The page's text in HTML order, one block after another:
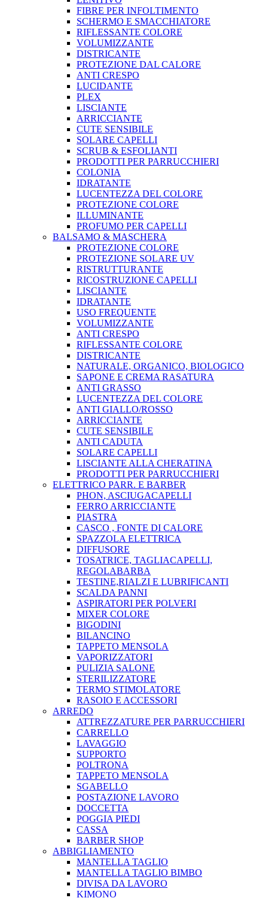
FIBRE PER INFOLTIMENTO
SCHERMO E SMACCHIATORE
RIFLESSANTE COLORE
VOLUMIZZANTE
DISTRICANTE
PROTEZIONE DAL CALORE
ANTI CRESPO
LUCIDANTE
PLEX
LISCIANTE
ARRICCIANTE
CUTE SENSIBILE
SOLARE CAPELLI
SCRUB & ESFOLIANTI
PRODOTTI PER PARRUCCHIERI
COLONIA
IDRATANTE
LUCENTEZZA DEL COLORE
PROTEZIONE COLORE
ILLUMINANTE
PROFUMO PER CAPELLI
BALSAMO & MASCHERA
PROTEZIONE COLORE
PROTEZIONE SOLARE UV
RISTRUTTURANTE
RICOSTRUZIONE CAPELLI
LISCIANTE
IDRATANTE
USO FREQUENTE
VOLUMIZZANTE
ANTI CRESPO
RIFLESSANTE COLORE
DISTRICANTE
NATURALE, ORGANICO, BIOLOGICO
SAPONE E CREMA RASATURA
ANTI GRASSO
LUCENTEZZA DEL COLORE
ANTI GIALLO/ROSSO
ARRICCIANTE
CUTE SENSIBILE
ANTI CADUTA
SOLARE CAPELLI
LISCIANTE ALLA CHERATINA
PRODOTTI PER PARRUCCHIERI
ELETTRICO PARR. E BARBER
PHON, ASCIUGACAPELLI
FERRO ARRICCIANTE
PIASTRA
CASCO , FONTE DI CALORE
SPAZZOLA ELETTRICA
DIFFUSORE
TOSATRICE, TAGLIACAPELLI,
REGOLABARBA
TESTINE,RIALZI E LUBRIFICANTI
SCALDA PANNI
ASPIRATORI PER POLVERI
MIXER COLORE
BIGODINI
BILANCINO
TAPPETO MENSOLA
VAPORIZZATORI
PULIZIA SALONE
STERILIZZATORE
TERMO STIMOLATORE
RASOIO E ACCESSORI
ARREDO
ATTREZZATURE PER PARRUCCHIERI
CARRELLO
LAVAGGIO
SUPPORTO
POLTRONA
TAPPETO MENSOLA
SGABELLO
POSTAZIONE LAVORO
DOCCETTA
POGGIA PIEDI
CASSA
BARBER SHOP
ABBIGLIAMENTO
MANTELLA TAGLIO
MANTELLA TAGLIO BIMBO
DIVISA DA LAVORO
KIMONO